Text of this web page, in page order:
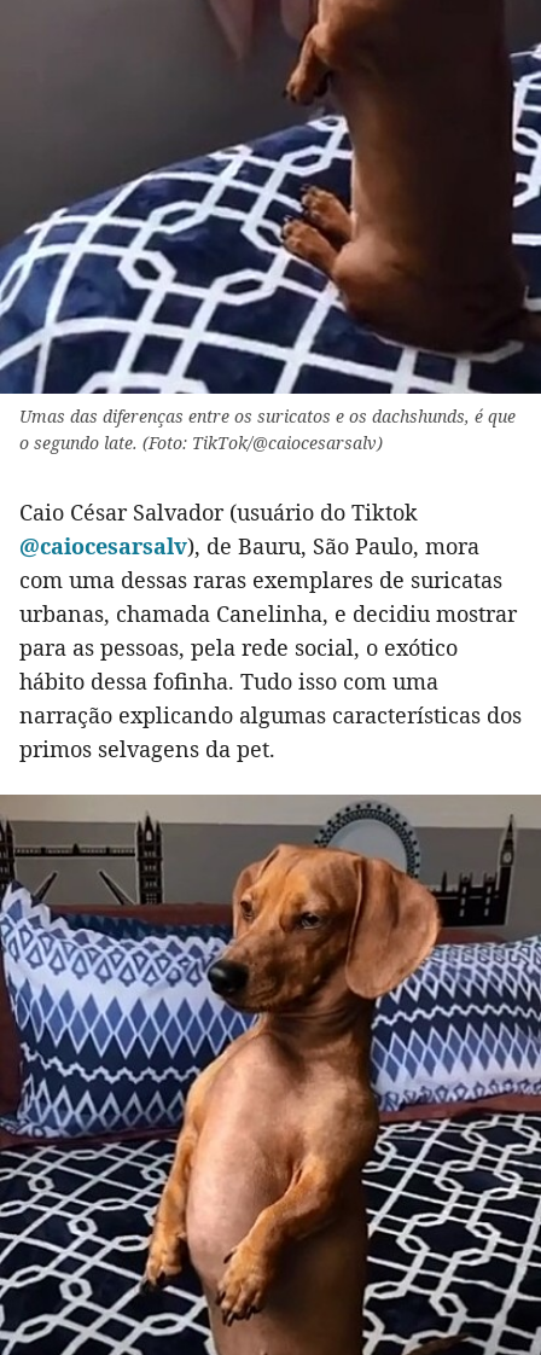
Umas das diferenças entre os suricatos e os dachshunds, é que
o segundo late. (Foto: TikTok/@caiocesarsalv)
Caio César Salvador (usuário do Tiktok
@caiocesarsalv), de Bauru, São Paulo, mora
com uma dessas raras exemplares de suricatas
urbanas, chamada Canelinha, e decidiu mostrar
para as pessoas, pela rede social, o exótico
hábito dessa fofinha. Tudo isso com uma
narração explicando algumas características dos
primos selvagens da pet.